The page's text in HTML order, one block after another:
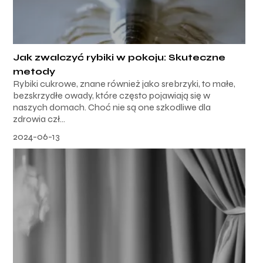
Jak zwalczyć rybiki w pokoju: Skuteczne
metody
Rybiki cukrowe, znane również jako srebrzyki, to małe,
bezskrzydłe owady, które często pojawiają się w
naszych domach. Choć nie są one szkodliwe dla
zdrowia czł...
2024-06-13